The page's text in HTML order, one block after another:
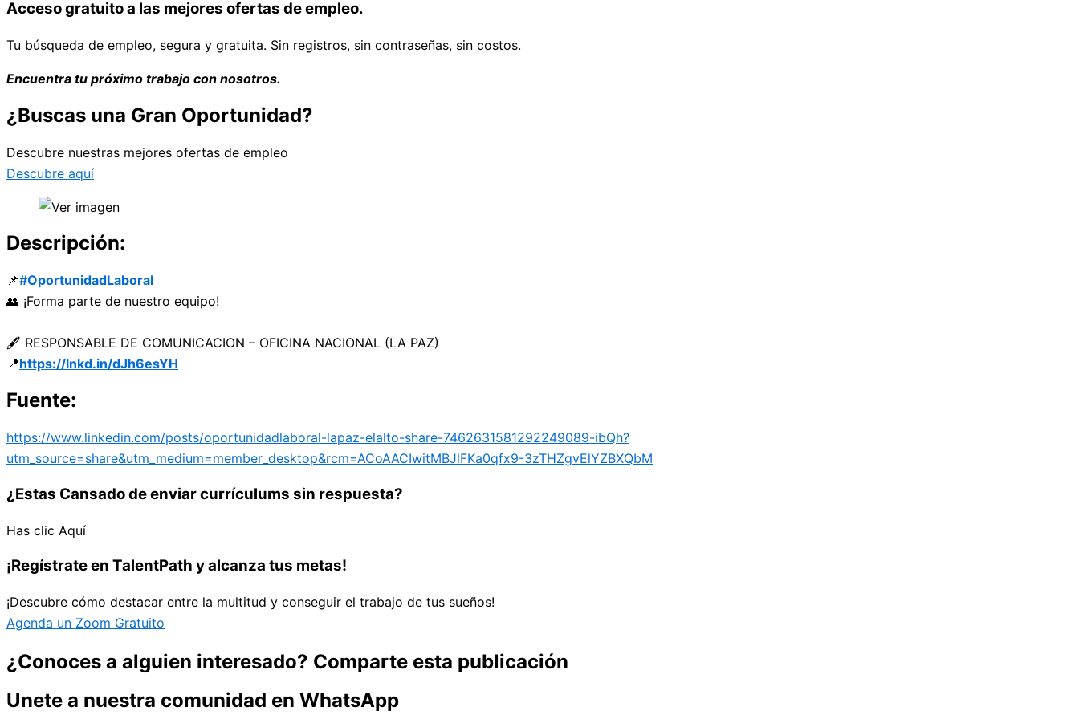
Acceso gratuito a las mejores ofertas de empleo.
Tu búsqueda de empleo, segura y gratuita. Sin registros, sin contraseñas, sin costos.
Encuentra tu próximo trabajo con nosotros.
¿Buscas una Gran Oportunidad?
Descubre nuestras mejores ofertas de empleo
Descubre aquí
Descripción:
📌#OportunidadLaboral
👥 ¡Forma parte de nuestro equipo!
🖋 RESPONSABLE DE COMUNICACION – OFICINA NACIONAL (LA PAZ)
📍https://lnkd.in/dJh6esYH
Fuente:
https://www.linkedin.com/posts/oportunidadlaboral-lapaz-elalto-share-7462631581292249089-ibQh?
utm_source=share&utm_medium=member_desktop&rcm=ACoAACIwitMBJlFKa0qfx9-3zTHZgvElYZBXQbM
¿Estas Cansado de enviar currículums sin respuesta?
Has clic Aquí
¡Regístrate en TalentPath y alcanza tus metas!
¡Descubre cómo destacar entre la multitud y conseguir el trabajo de tus sueños!
Agenda un Zoom Gratuito
¿Conoces a alguien interesado? Comparte esta publicación
Unete a nuestra comunidad en WhatsApp